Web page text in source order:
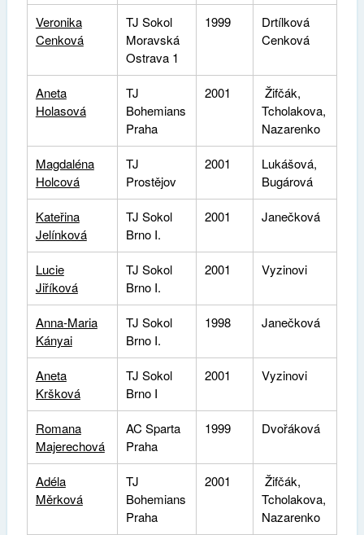
Veronika
Cenková
TJ Sokol
Moravská
Ostrava 1
1999
Drtílková
Cenková
Aneta
Holasová
TJ
Bohemians
Praha
2001
Žifčák,
Tcholakova,
Nazarenko
Magdaléna
Holcová
TJ
Prostějov
2001
Lukášová,
Bugárová
Kateřina
Jelínková
TJ Sokol
Brno I.
2001 Janečková
Lucie
Jiříková
TJ Sokol
Brno I.
2001 Vyzinovi
Anna-Maria
Kányai
TJ Sokol
Brno I.
1998 Janečková
Aneta
Kršková
TJ Sokol
Brno I
2001 Vyzinovi
Romana
Majerechová
AC Sparta
Praha
1999 Dvořáková
Adéla
Měrková
TJ
Bohemians
Praha
2001
Žifčák,
Tcholakova,
Nazarenko